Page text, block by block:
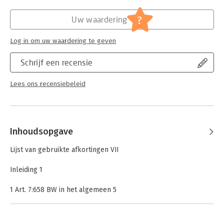
Aansprakelijkheid - Aansprakelijkheid
voorpersonen en zaken
Schrijf een recensie
Lees ons recensiebeleid
Uw waardering ?
Log in om uw waardering te geven
Inhoudsopgave
Lijst van gebruikte afkortingen VII
Inleiding 1
1 Art. 7:658 BW in het algemeen 5